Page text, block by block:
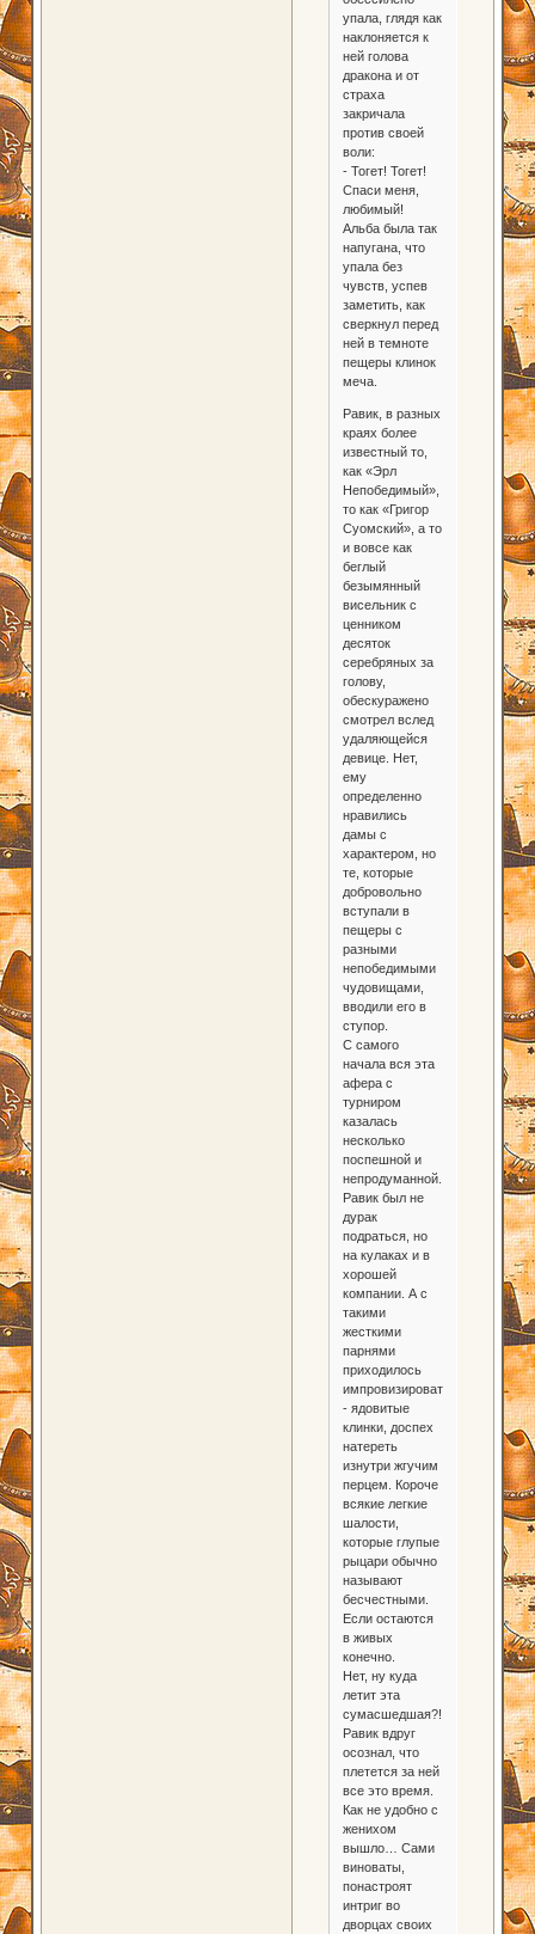
упала, глядя как
наклоняется к
ней голова
дракона и от
страха
закричала
против своей
воли:
- Тогет! Тогет!
Спаси меня,
любимый!
Альба была так
напугана, что
упала без
чувств, успев
заметить, как
сверкнул перед
ней в темноте
пещеры клинок
меча.
Равик, в разных
краях более
известный то,
как «Эрл
Непобедимый»,
то как «Григор
Суомский», а то
и вовсе как
беглый
безымянный
висельник с
ценником
десяток
серебряных за
голову,
обескуражено
смотрел вслед
удаляющейся
девице. Нет,
ему
определенно
нравились
дамы с
характером, но
те, которые
добровольно
вступали в
пещеры с
разными
непобедимыми
чудовищами,
вводили его в
ступор.
С самого
начала вся эта
афера с
турниром
казалась
несколько
поспешной и
непродуманной.
Равик был не
дурак
подраться, но
на кулаках и в
хорошей
компании. А с
такими
жесткими
парнями
приходилось
импровизировать
- ядовитые
клинки, доспех
натереть
изнутри жгучим
перцем. Короче
всякие легкие
шалости,
которые глупые
рыцари обычно
называют
бесчестными.
Если остаются
в живых
конечно.
Нет, ну куда
летит эта
сумасшедшая?!
Равик вдруг
осознал, что
плетется за ней
все это время.
Как не удобно с
женихом
вышло… Сами
виноваты,
понастроят
интриг во
дворцах своих